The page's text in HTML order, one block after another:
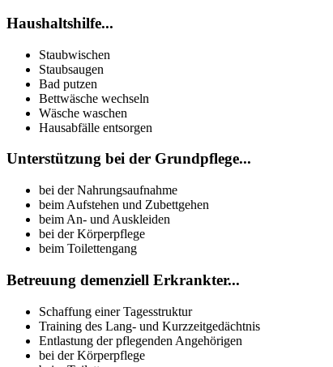
Haushaltshilfe...
Staubwischen
Staubsaugen
Bad putzen
Bettwäsche wechseln
Wäsche waschen
Hausabfälle entsorgen
Unterstützung bei der Grundpflege...
bei der Nahrungsaufnahme
beim Aufstehen und Zubettgehen
beim An- und Auskleiden
bei der Körperpflege
beim Toilettengang
Betreuung demenziell Erkrankter...
Schaffung einer Tagesstruktur
Training des Lang- und Kurzzeitgedächtnis
Entlastung der pflegenden Angehörigen
bei der Körperpflege